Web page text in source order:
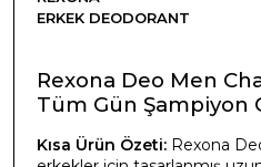
ERKEK DEODORANT
Rexona Deo Men
Tüm Gün Şampiyon
Kısa Ürün Özeti: Rexona